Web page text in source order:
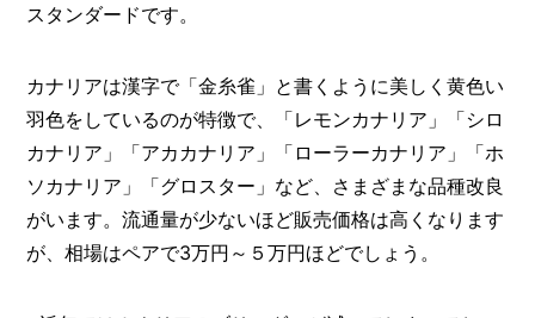
スタンダードです。
カナリアは漢字で「金糸雀」と書くように美しく黄色い
羽色をしているのが特徴で、「レモンカナリア」「シロ
カナリア」「アカカナリア」「ローラーカナリア」「ホ
ソカナリア」「グロスター」など、さまざまな品種改良
がいます。流通量が少ないほど販売価格は高くなります
が、相場はペアで3万円～５万円ほどでしょう。